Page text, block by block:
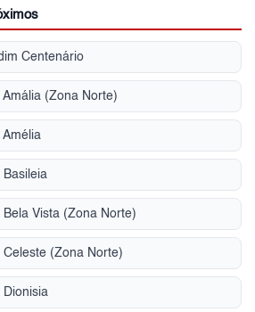
Centenário
(Zona Norte)
Amélia
Basileia
Vista (Zona Norte)
(Zona Norte)
Dionisia